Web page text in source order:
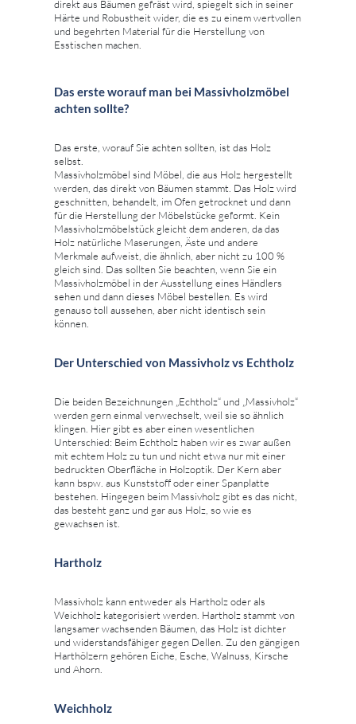
direkt aus Bäumen gefräst wird, spiegelt sich in seiner
Härte und Robustheit wider, die es zu einem wertvollen
und begehrten Material für die Herstellung von
Esstischen machen.
Das erste worauf man bei Massivholzmöbel
achten sollte?
Das erste, worauf Sie achten sollten, ist das Holz
selbst.
Massivholzmöbel sind Möbel, die aus Holz hergestellt
werden, das direkt von Bäumen stammt. Das Holz wird
geschnitten, behandelt, im Ofen getrocknet und dann
für die Herstellung der Möbelstücke geformt. Kein
Massivholzmöbelstück gleicht dem anderen, da das
Holz natürliche Maserungen, Äste und andere
Merkmale aufweist, die ähnlich, aber nicht zu 100 %
gleich sind. Das sollten Sie beachten, wenn Sie ein
Massivholzmöbel in der Ausstellung eines Händlers
sehen und dann dieses Möbel bestellen. Es wird
genauso toll aussehen, aber nicht identisch sein
können.
Der Unterschied von Massivholz vs Echtholz
Die beiden Bezeichnungen „Echtholz“ und „Massivholz“
werden gern einmal verwechselt, weil sie so ähnlich
klingen. Hier gibt es aber einen wesentlichen
Unterschied: Beim Echtholz haben wir es zwar außen
mit echtem Holz zu tun und nicht etwa nur mit einer
bedruckten Oberfläche in Holzoptik. Der Kern aber
kann bspw. aus Kunststoff oder einer Spanplatte
bestehen. Hingegen beim Massivholz gibt es das nicht,
das besteht ganz und gar aus Holz, so wie es
gewachsen ist.
Hartholz
Massivholz kann entweder als Hartholz oder als
Weichholz kategorisiert werden. Hartholz stammt von
langsamer wachsenden Bäumen, das Holz ist dichter
und widerstandsfähiger gegen Dellen. Zu den gängigen
Harthölzern gehören Eiche, Esche, Walnuss, Kirsche
und Ahorn.
Weichholz